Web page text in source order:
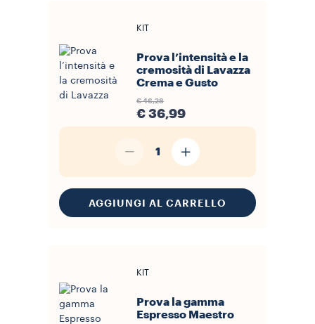
KIT
Prova l’intensità e la
cremosità di Lavazza
Crema e Gusto
€ 46,28
€ 36,99
1
AGGIUNGI AL CARRELLO
KIT
Prova la gamma
Espresso Maestro